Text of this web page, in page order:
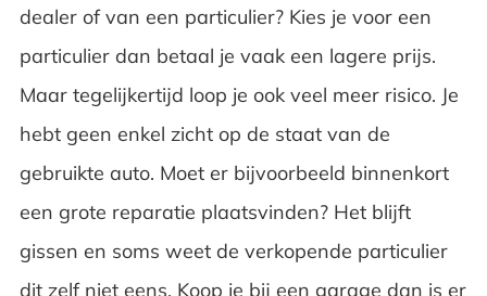
dealer of van een particulier? Kies je voor een
particulier dan betaal je vaak een lagere prijs.
Maar tegelijkertijd loop je ook veel meer risico. Je
hebt geen enkel zicht op de staat van de
gebruikte auto. Moet er bijvoorbeeld binnenkort
een grote reparatie plaatsvinden? Het blijft
gissen en soms weet de verkopende particulier
dit zelf niet eens. Koop je bij een garage dan is er